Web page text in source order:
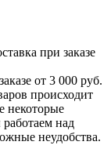
при заказе
от 3 000 руб.
происходит
некоторые
над
неудобства.